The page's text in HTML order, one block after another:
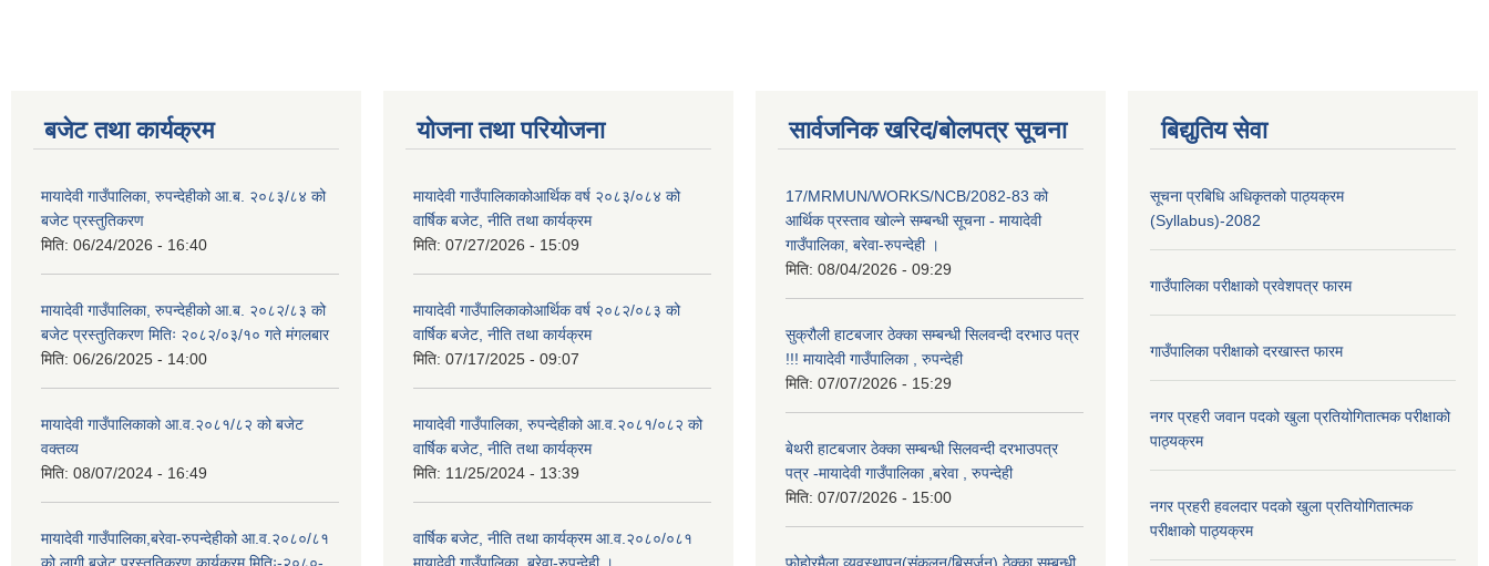
बजेट तथा कार्यक्रम
मायादेवी गाउँपालिका, रुपन्देहीको आ.ब. २०८३/८४ को
बजेट प्रस्तुतिकरण
मिति: 06/24/2026 - 16:40
मायादेवी गाउँपालिका, रुपन्देहीको आ.ब. २०८२/८३ को
बजेट प्रस्तुतिकरण मितिः २०८२/०३/१० गते मंगलबार
मिति: 06/26/2025 - 14:00
मायादेवी गाउँपालिकाको आ.व.२०८१/८२ को बजेट
वक्तव्य
मिति: 08/07/2024 - 16:49
मायादेवी गाउँपालिका,बरेवा-रुपन्देहीको आ.व.२०८०/८१
योजना तथा परियोजना
मायादेवी गाउँपालिकाकोआर्थिक वर्ष २०८३/०८४ को
वार्षिक बजेट, नीति तथा कार्यक्रम
मिति: 07/27/2026 - 15:09
मायादेवी गाउँपालिकाकोआर्थिक वर्ष २०८२/०८३ को
वार्षिक बजेट, नीति तथा कार्यक्रम
मिति: 07/17/2025 - 09:07
मायादेवी गाउँपालिका, रुपन्देहीको आ.व.२०८१/०८२ को
वार्षिक बजेट, नीति तथा कार्यक्रम
मिति: 11/25/2024 - 13:39
वार्षिक बजेट, नीति तथा कार्यक्रम आ.व.२०८०/०८१
सार्वजनिक खरिद/बोलपत्र सूचना
17/MRMUN/WORKS/NCB/2082-83 को
आर्थिक प्रस्ताव खोल्ने सम्बन्धी सूचना - मायादेवी
गाउँपालिका, बरेवा-रुपन्देही ।
मिति: 08/04/2026 - 09:29
सुक्रौली हाटबजार ठेक्का सम्बन्धी सिलवन्दी दरभाउ पत्र
!!! मायादेवी गाउँपालिका , रुपन्देही
मिति: 07/07/2026 - 15:29
बेथरी हाटबजार ठेक्का सम्बन्धी सिलवन्दी दरभाउपत्र
पत्र -मायादेवी गाउँपालिका ,बरेवा , रुपन्देही
मिति: 07/07/2026 - 15:00
बिद्युतिय सेवा
सूचना प्रबिधि अधिकृतको पाठ्यक्रम
(Syllabus)-2082
गाउँपालिका परीक्षाको प्रवेशपत्र फारम
गाउँपालिका परीक्षाको दरखास्त फारम
नगर प्रहरी जवान पदको खुला प्रतियोगितात्मक परीक्षाको
पाठ्यक्रम
नगर प्रहरी हवलदार पदको खुला प्रतियोगितात्मक
परीक्षाको पाठ्यक्रम